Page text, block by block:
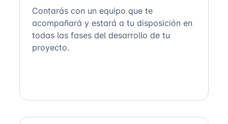
Contarás con un equipo que te
acompañará y estará a tu disposición en
todas las fases del desarrollo de tu
proyecto.